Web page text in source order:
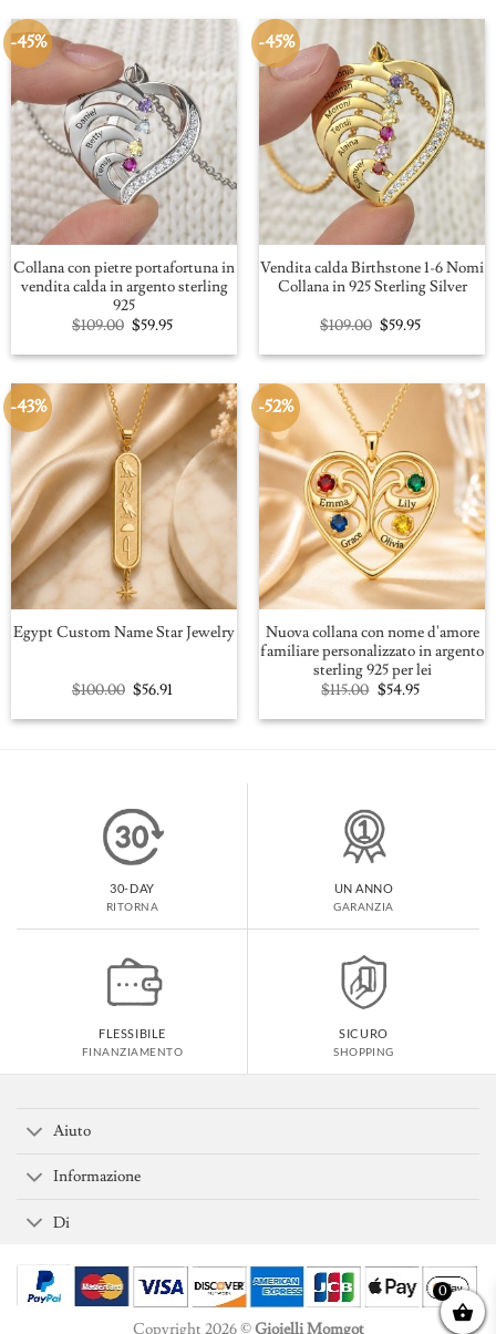
-45%
Collana con pietre portafortuna in
vendita calda in argento sterling
925
$109.00 Original
price
was:
$59.95Current
is:
-45%
Vendita calda Birthstone 1-6 Nomi
Collana in 925 Sterling Silver
$109.00 Original
price
was:
$59.95Current
is:
-43%
Egypt Custom Name Star Jewelry
$100.00 Original
price
was:
$56.91Current
is:
-52%
Nuova collana con nome d'amore
familiare personalizzato in argento
sterling 925 per lei
$115.00 Original
price
was:
$54.95Current
is:
30-DAY
RITORNA
UN ANNO
GARANZIA
FLESSIBILE
FINANZIAMENTO
SICURO
SHOPPING
Aiuto
Informazione
Di
Copyright 2026 ©Gioielli Momgot
0